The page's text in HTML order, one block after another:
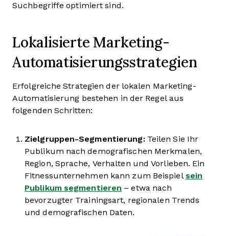
Suchbegriffe optimiert sind.
Lokalisierte Marketing-
Automatisierungsstrategien
Erfolgreiche Strategien der lokalen Marketing-
Automatisierung bestehen in der Regel aus
folgenden Schritten:
Zielgruppen-Segmentierung:Teilen Sie Ihr
Publikum nach demografischen Merkmalen,
Region, Sprache, Verhalten und Vorlieben. Ein
Fitnessunternehmen kann zum Beispiel sein
Publikum segmentieren – etwa nach
bevorzugter Trainingsart, regionalen Trends
und demografischen Daten.